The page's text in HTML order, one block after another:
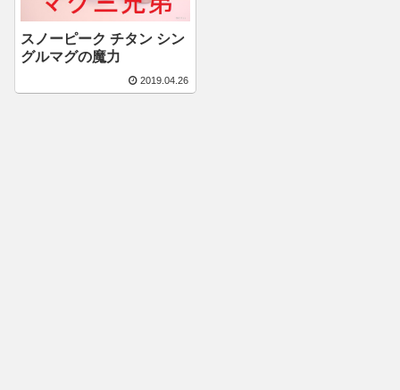
スノーピーク チタン シン
グルマグの魔力
2019.04.26